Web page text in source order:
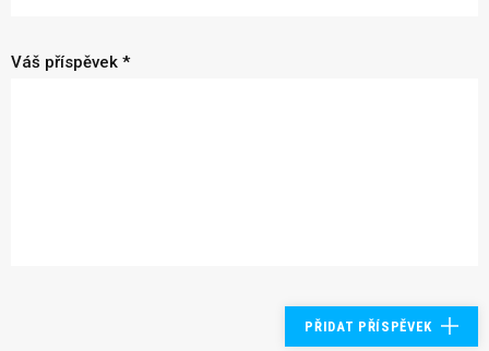
Váš příspěvek *
PŘIDAT PŘÍSPĚVEK